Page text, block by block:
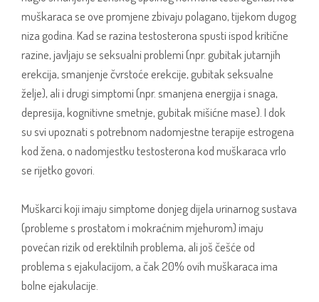
muškaraca se ove promjene zbivaju polagano, tijekom dugog
niza godina. Kad se razina testosterona spusti ispod kritične
razine, javljaju se seksualni problemi (npr. gubitak jutarnjih
erekcija, smanjenje čvrstoće erekcije, gubitak seksualne
želje), ali i drugi simptomi (npr. smanjena energija i snaga,
depresija, kognitivne smetnje, gubitak mišićne mase). I dok
su svi upoznati s potrebnom nadomjestne terapije estrogena
kod žena, o nadomjestku testosterona kod muškaraca vrlo
se rijetko govori.
Muškarci koji imaju simptome donjeg dijela urinarnog sustava
(probleme s prostatom i mokraćnim mjehurom) imaju
povećan rizik od erektilnih problema, ali još češće od
problema s ejakulacijom, a čak 20% ovih muškaraca ima
bolne ejakulacije.